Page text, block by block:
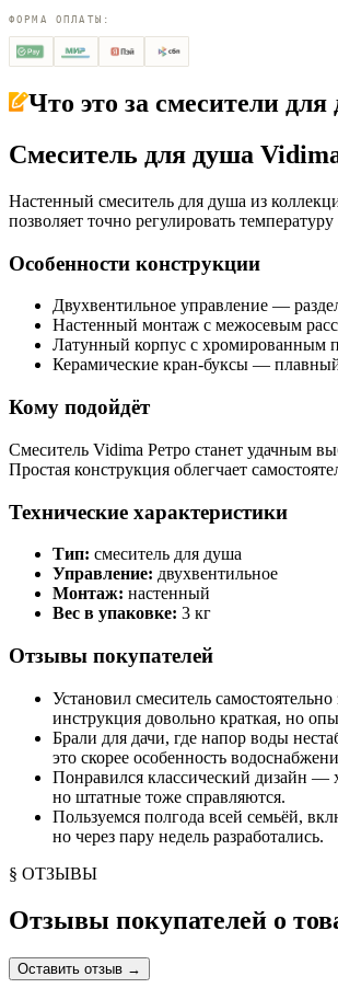
ФОРМА ОПЛАТЫ:
Что это за смесители
Смеситель для душа
Настенный смеситель для душа из
позволяет точно регулировать
Особенности конструкции
Двухвентильное управление —
Настенный монтаж с межосевым
Латунный корпус с хромированным
Керамические кран-буксы —
Кому подойдёт
Смеситель Vidima Ретро станет удачным
Простая конструкция облегчает
Технические характеристики
Тип: смеситель для душа
Управление: двухвентильное
Монтаж: настенный
Вес в упаковке: 3 кг
Отзывы покупателей
Установил смеситель
инструкция довольно краткая, но
Брали для дачи, где напор воды
это скорее особенность
Понравился классический дизайн —
но штатные тоже справляются.
Пользуемся полгода всей семьёй,
но через пару недель разработались.
§ ОТЗЫВЫ
Отзывы покупателей о
Оставить отзыв →